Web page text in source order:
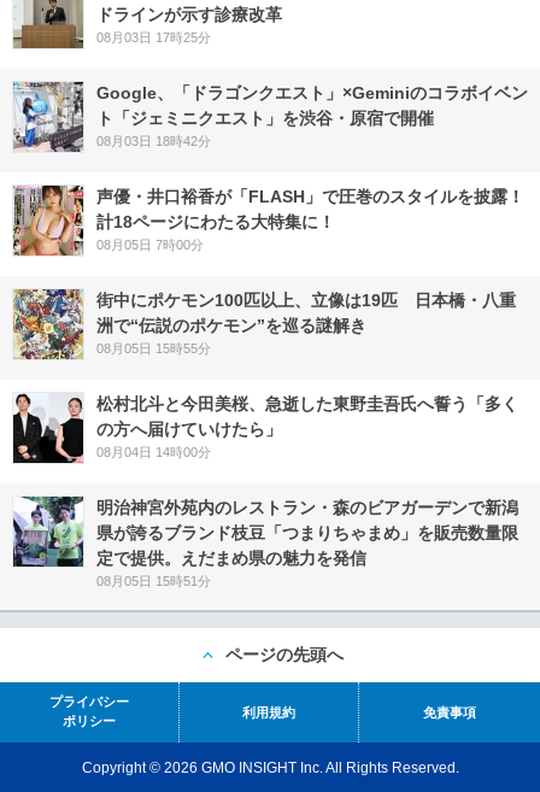
ドラインが示す診療改革
08月03日 17時25分
Google、「ドラゴンクエスト」×Geminiのコラボイベン
ト「ジェミニクエスト」を渋谷・原宿で開催
08月03日 18時42分
声優・井口裕香が「FLASH」で圧巻のスタイルを披露！
計18ページにわたる大特集に！
08月05日 7時00分
街中にポケモン100匹以上、立像は19匹 日本橋・八重
洲で“伝説のポケモン”を巡る謎解き
08月05日 15時55分
松村北斗と今田美桜、急逝した東野圭吾氏へ誓う「多く
の方へ届けていけたら」
08月04日 14時00分
明治神宮外苑内のレストラン・森のビアガーデンで新潟
県が誇るブランド枝豆「つまりちゃまめ」を販売数量限
定で提供。えだまめ県の魅力を発信
08月05日 15時51分
ページの先頭へ
プライバシー
ポリシー
利用規約 免責事項
Copyright © 2026 GMO INSIGHT Inc. All Rights Reserved.